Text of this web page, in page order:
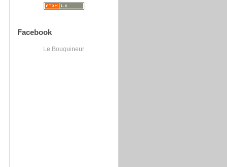
Facebook
Le Bouquineur